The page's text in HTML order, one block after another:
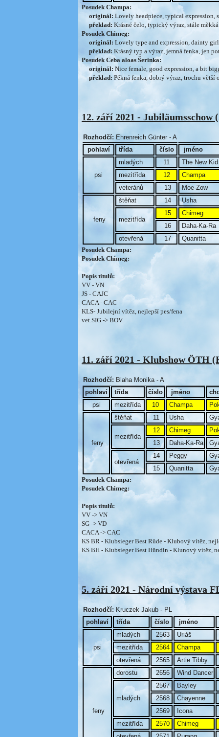
Posudek Champa:
originál: Lovely headpiece, typical
překlad: Krásné čelo, typický výraz, stále
Posudek Chimeg:
originál: Lovely type and expression, dainty
překlad: Krásný typ a výraz, jemná fenka, jen
Posudek Ceba aloas Šerinka:
originál: Nice female, good expression, a bit
překlad: Pěkná fenka, dobrý výraz, trochu
12. září 2021 -
Rozhodčí: Ehrenreich Günter - A
pohlaví
třída číslo jméno
psi
mladých 11
The New
mezitřída
12
Champa
veteránů
13 Moe-Zow
feny
štěňat 14 Usha
mezitřída
15
Chimeg
16
Daha-Ka-Ra
otevřená
17
Quanitta
Posudek Champa:
Posudek Chimeg:
Popis titulů:
VV - VN
JS - CAJC
CACA - CAC
KLS- Jubilejní vítěz, nejlepší pes/fena
vet.SIG -> BOV
11. září 2021 - Klubshow ÖTH
Rozhodčí: Blaha Monika - A
pohlaví
třída číslo jméno
psi
mezitřída 10 Champa
feny
štěňat 11 Usha
mezitřída
12 Chimeg
13
Daha-Ka-Ra
otevřená
14 Peggy
15
Quanitta
Posudek Champa:
Posudek Chimeg:
Popis titulů:
VV -> VN
SG -> VD
CACA -> CAC
KS BR - Klubsieger Best Rüde - Klubový vítěz,
KS BH - Klubsieger Best Hündin - Klunový vítěz,
5. září 2021 - Národní výstava
Rozhodčí: Kruczek Jakub - PL
pohlaví
třída číslo jméno
psi
mladých 2563 Uriáš
mezitřída
2564 Champa
otevřená
2565 Artie Tibby
feny
dorostu 2656 Wind Dancer
mladých
2567 Bayley
2568
Chayenne
2569
Icona
mezitřída
2570 Chimeg